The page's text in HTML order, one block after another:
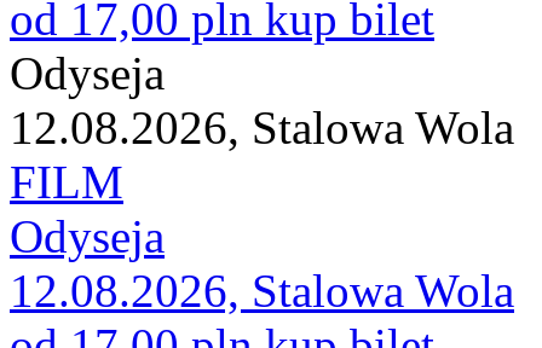
od 17,00 pln kup bilet
Odyseja
12.08.2026, Stalowa Wola
FILM
Odyseja
12.08.2026, Stalowa Wola